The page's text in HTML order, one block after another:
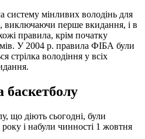
мінливих володінь для
виключаючи перше вкидання, і в
правила, крім початку
У 2004 р. правила ФІБА були
стрілка володіння у всіх
баскетболу
що діють сьогодні, були
і набули чинності 1 жовтня